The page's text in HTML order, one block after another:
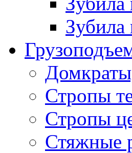
Зубила
Стропы
Стропы
Стяжные